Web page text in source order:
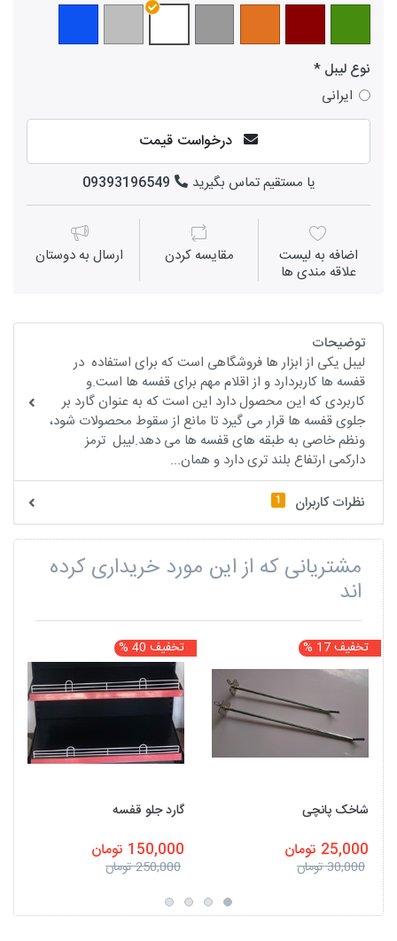
نوع لیبل
ایرانی
درخواست قیمت
یا مستقیم تماس بگیرید 09393196549
اضافه به لیست
علاقه مندی ها
مقايسه كردن ارسال به دوستان
توضیحات
لیبل یکی از ابزار ها فروشگاهی است که برای استفاده در
قفسه ها کاربردارد و از اقلام مهم برای قفسه ها است.و
کاربردی که این محصول دارد این است که به عنوان گارد بر
جلوی قفسه ها قرار می گیرد تا مانع از سقوط محصولات شود،
ونظم خاصی به طبقه های قفسه ها می دهد.لیبل ترمز
دارکمی ارتفاع بلند تری دارد و همان...
نظرات کاربران
1
مشتریانی که از این مورد خریداری کرده
اند
تخفیف 17 %
شاخک پانچی
25,000 تومان
30,000 تومان
تخفیف 40 %
گارد جلو قفسه
150,000 تومان
250,000 تومان